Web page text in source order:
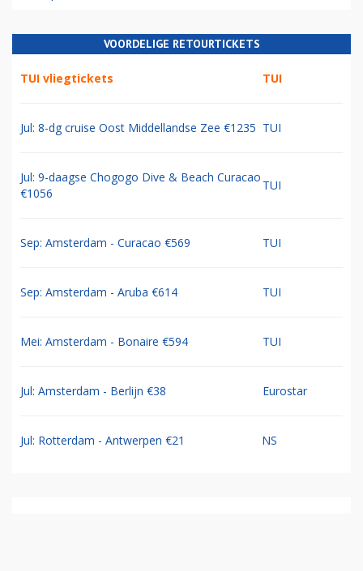
VOORDELIGE RETOURTICKETS
TUI vliegtickets TUI
Jul: 8-dg cruise Oost Middellandse Zee €1235 TUI
Jul: 9-daagse Chogogo Dive & Beach Curacao
€1056
TUI
Sep: Amsterdam - Curacao €569 TUI
Sep: Amsterdam - Aruba €614 TUI
Mei: Amsterdam - Bonaire €594 TUI
Jul: Amsterdam - Berlijn €38 Eurostar
Jul: Rotterdam - Antwerpen €21 NS